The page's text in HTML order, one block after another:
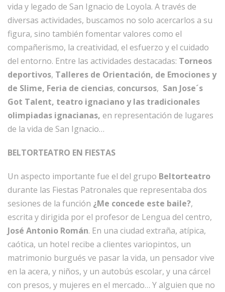
vida y legado de San Ignacio de Loyola. A través de
diversas actividades, buscamos no solo acercarlos a su
figura, sino también fomentar valores como el
compañerismo, la creatividad, el esfuerzo y el cuidado
del entorno. Entre las actividades destacadas: Torneos
deportivos, Talleres de Orientación, de Emociones y
de Slime, Feria de ciencias, concursos, San Jose´s
Got Talent, teatro ignaciano y las tradicionales
olimpiadas ignacianas, en representación de lugares
de la vida de San Ignacio…
BELTORTEATRO EN FIESTAS
Un aspecto importante fue el del grupo Beltorteatro
durante las Fiestas Patronales que representaba dos
sesiones de la función ¿Me concede este baile?,
escrita y dirigida por el profesor de Lengua del centro,
José Antonio Román. En una ciudad extraña, atípica,
caótica, un hotel recibe a clientes variopintos, un
matrimonio burgués ve pasar la vida, un pensador vive
en la acera, y niños, y un autobús escolar, y una cárcel
con presos, y mujeres en el mercado… Y alguien que no